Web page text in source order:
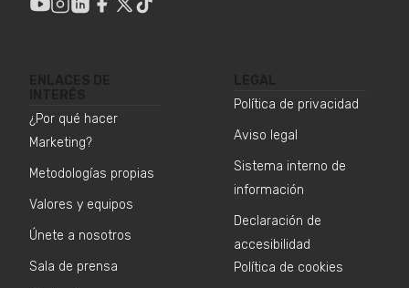
¿Por qué hacer
Marketing?
Metodologías propias
Valores y equipos
Únete a nosotros
Sala de prensa
Política de privacidad
Aviso legal
Sistema interno de
información
Declaración de
accesibilidad
Política de cookies